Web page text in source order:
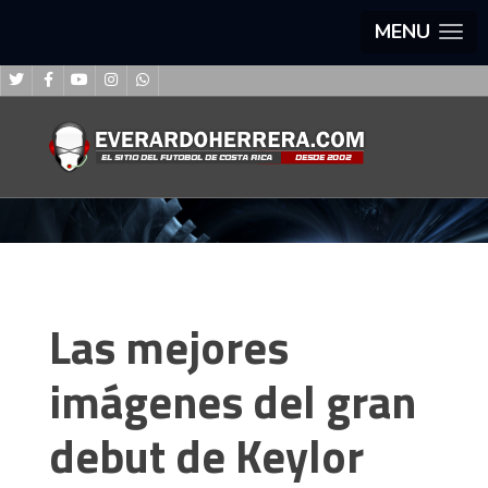
MENU
Las mejores
imágenes del gran
debut de Keylor